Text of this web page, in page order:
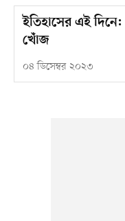
ইতিহাসের এই
খোঁজ
০৪ ডিসেম্বর ২০২৩